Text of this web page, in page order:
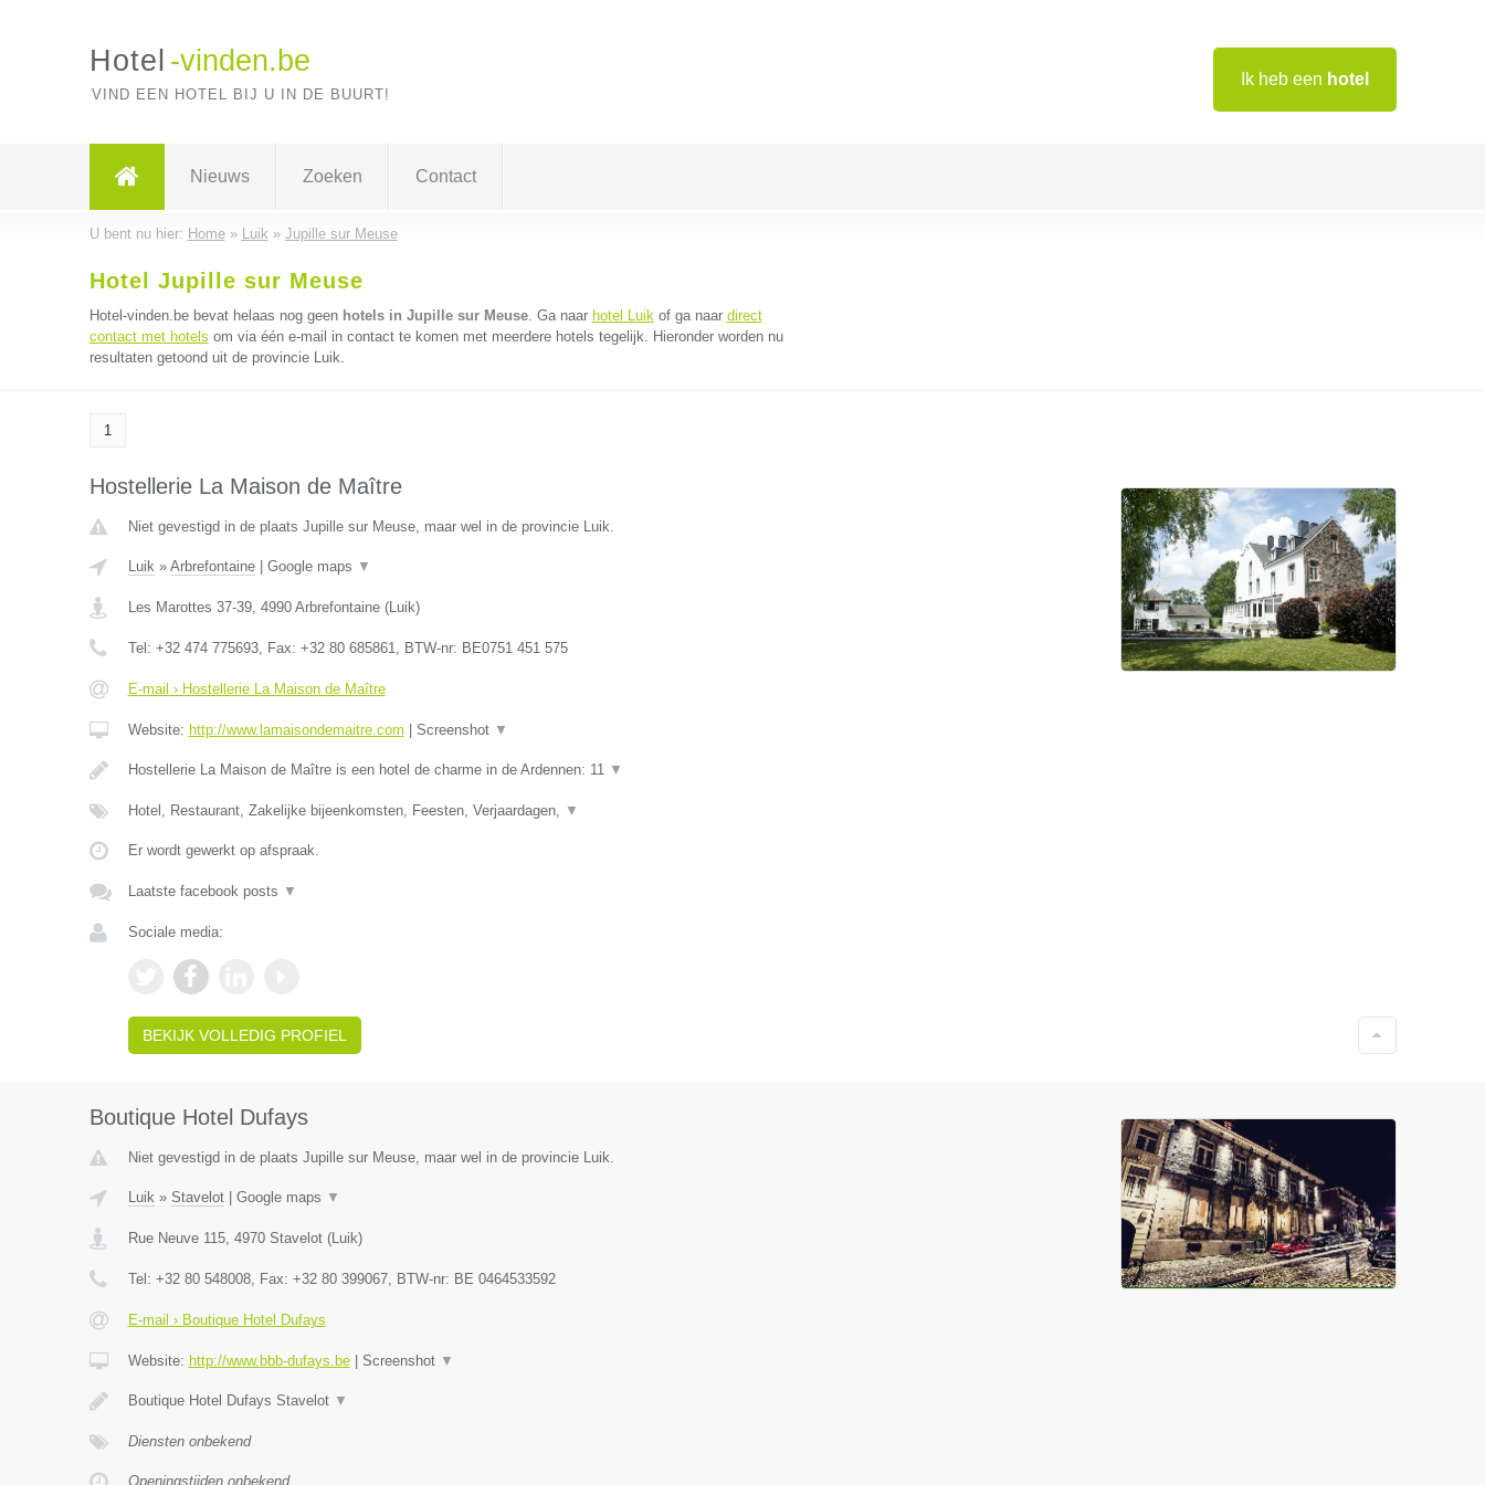
Ik heb een hotel
Hotel -vinden.be
VIND EEN HOTEL BIJ U IN DE BUURT!
Nieuws Zoeken Contact
U bent nu hier: Home» Luik » Jupille sur Meuse
Hotel Jupille sur Meuse
Hotel-vinden.be bevat helaas nog geen hotels in Jupille sur Meuse. Ga naar hotel Luikof ga naar direct
contact met hotels om via één e-mail in contact te komen met meerdere hotels tegelijk. Hieronder worden nu
resultaten getoond uit de provincie Luik.
1
Hostellerie La Maison de Maître
Niet gevestigd in de plaats Jupille sur Meuse, maar wel in de provincie Luik.
Luik» Arbrefontaine| Google maps ▼
Les Marottes 37-39, 4990 Arbrefontaine(Luik)
Tel: +32 474 775693, Fax: +32 80 685861, BTW-nr: BE0751 451 575
E-mail › Hostellerie La Maison de Maître
Website: http://www.lamaisondemaitre.com Screenshot ▼
Hostellerie La Maison de Maître is een hotel de charme in de Ardennen: 11 ▼
Hotel, Restaurant, Zakelijke bijeenkomsten, Feesten, Verjaardagen, ▼
Er wordt gewerkt op afspraak.
Laatste facebook posts ▼
Sociale media:
BEKIJK VOLLEDIG PROFIEL
Boutique Hotel Dufays
Niet gevestigd in de plaats Jupille sur Meuse, maar wel in de provincie Luik.
Luik» Stavelot| Google maps ▼
Rue Neuve 115, 4970 Stavelot(Luik)
Tel: +32 80 548008, Fax: +32 80 399067, BTW-nr: BE 0464533592
E-mail › Boutique Hotel Dufays
Website: http://www.bbb-dufays.be| Screenshot ▼
Boutique Hotel Dufays Stavelot ▼
Diensten onbekend
Openingstijden onbekend